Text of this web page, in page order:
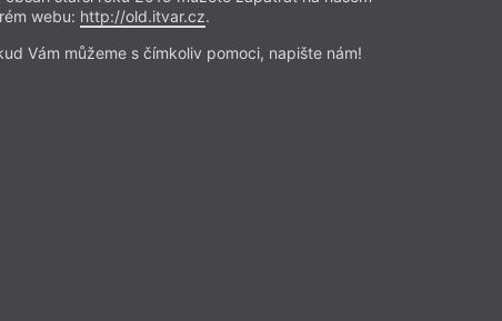
webu: http://old.itvar.cz.
Vám můžeme s čímkoliv pomoci, napište nám!